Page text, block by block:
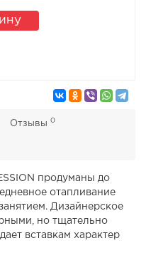
Отзывы 0
продуманы до
отапливание
Дизайнерское
но тщательно
вставкам характер